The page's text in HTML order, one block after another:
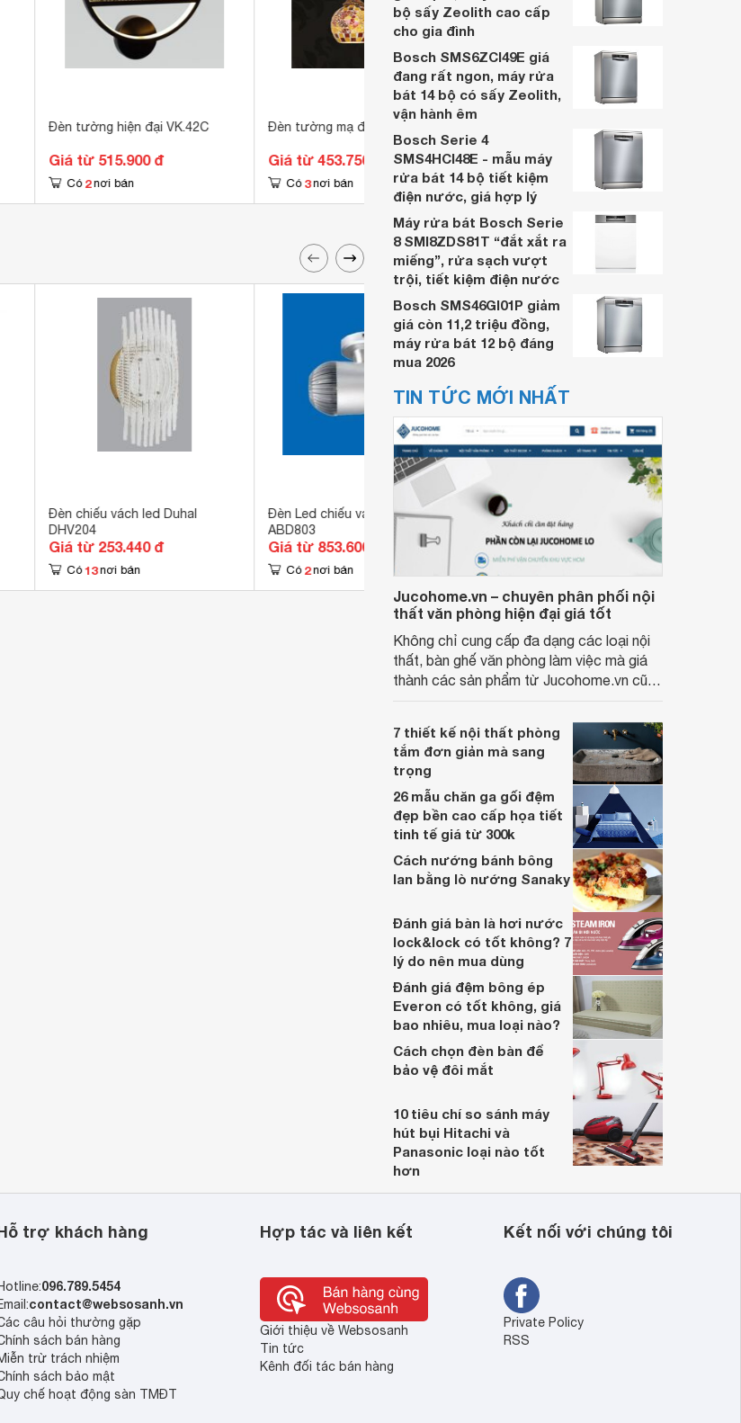
Đèn tường hiện đại VK.42C
Giá từ 515.900 đ
Có 2 nơi bán
Đèn tường mạ đồng BT8845S
Giá từ 453.750 đ
Có 3 nơi bán
Đèn rọi ray Vinaled 20W Mẫu E
Giá từ 726.000 đ
Có 2 nơi bán
Đèn chiếu vách led Duhal
DHV204
Giá từ 253.440 đ
Có 13 nơi bán
Đèn Led chiếu vách Duhal
ABD803
Giá từ 853.600 đ
Có 2 nơi bán
Đèn led chiếu vách Duhal
AID801
Giá từ 197.472 đ
bộ sấy Zeolith cao cấp
cho gia đình
Bosch SMS6ZCI49E giá
đang rất ngon, máy rửa
bát 14 bộ có sấy Zeolith,
vận hành êm
Bosch Serie 4
SMS4HCI48E - mẫu máy
rửa bát 14 bộ tiết kiệm
điện nước, giá hợp lý
Máy rửa bát Bosch Serie
8 SMI8ZDS81T “đắt xắt ra
miếng”, rửa sạch vượt
trội, tiết kiệm điện nước
Bosch SMS46GI01P giảm
giá còn 11,2 triệu đồng,
máy rửa bát 12 bộ đáng
mua 2026
TIN TỨC MỚI NHẤT
Jucohome.vn – chuyên phân phối nội
thất văn phòng hiện đại giá tốt
Không chỉ cung cấp đa dạng các loại nội
thất, bàn ghế văn phòng làm việc mà giá
thành các sản phẩm từ Jucohome.vn cũng
7 thiết kế nội thất phòng
tắm đơn giản mà sang
trọng
26 mẫu chăn ga gối đệm
đẹp bền cao cấp họa tiết
tinh tế giá từ 300k
Cách nướng bánh bông
lan bằng lò nướng Sanaky
Đánh giá bàn là hơi nước
lock&lock có tốt không? 7
lý do nên mua dùng
Đánh giá đệm bông ép
Everon có tốt không, giá
bao nhiêu, mua loại nào?
Cách chọn đèn bàn để
bảo vệ đôi mắt
10 tiêu chí so sánh máy
hút bụi Hitachi và
Panasonic loại nào tốt
hơn
trợ khách hàng
096.789.5454
contact@websosanh.vn
câu hỏi thường gặp
sách bán hàng
trừ trách nhiệm
sách bảo mật
chế hoạt động sàn TMĐT
Hợp tác và liên kết
Giới thiệu về Websosanh
Tin tức
Kênh đối tác bán hàng
Kết nối với chúng tôi
Private Policy
RSS